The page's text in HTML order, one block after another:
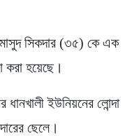
সিকদার (৩৫) কে এক
করা হয়েছে।
ধানখালী ইউনিয়নের লোন্দা
ছেলে।